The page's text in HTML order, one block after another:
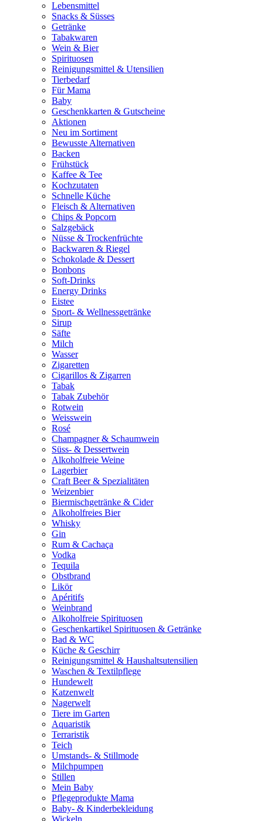
Lebensmittel
Snacks & Süsses
Getränke
Tabakwaren
Wein & Bier
Spirituosen
Reinigungsmittel & Utensilien
Tierbedarf
Für Mama
Baby
Geschenkkarten & Gutscheine
Aktionen
Neu im Sortiment
Bewusste Alternativen
Backen
Frühstück
Kaffee & Tee
Kochzutaten
Schnelle Küche
Fleisch & Alternativen
Chips & Popcorn
Salzgebäck
Nüsse & Trockenfrüchte
Backwaren & Riegel
Schokolade & Dessert
Bonbons
Soft-Drinks
Energy Drinks
Eistee
Sport- & Wellnessgetränke
Sirup
Säfte
Milch
Wasser
Zigaretten
Cigarillos & Zigarren
Tabak
Tabak Zubehör
Rotwein
Weisswein
Rosé
Champagner & Schaumwein
Süss- & Dessertwein
Alkoholfreie Weine
Lagerbier
Craft Beer & Spezialitäten
Weizenbier
Biermischgetränke & Cider
Alkoholfreies Bier
Whisky
Gin
Rum & Cachaça
Vodka
Tequila
Obstbrand
Likör
Apéritifs
Weinbrand
Alkoholfreie Spirituosen
Geschenkartikel Spirituosen & Getränke
Bad & WC
Küche & Geschirr
Reinigungsmittel & Haushaltsutensilien
Waschen & Textilpflege
Hundewelt
Katzenwelt
Nagerwelt
Tiere im Garten
Aquaristik
Terraristik
Teich
Umstands- & Stillmode
Milchpumpen
Stillen
Mein Baby
Pflegeprodukte Mama
Baby- & Kinderbekleidung
Wickeln